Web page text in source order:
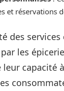
et réservations
des
les
capacité